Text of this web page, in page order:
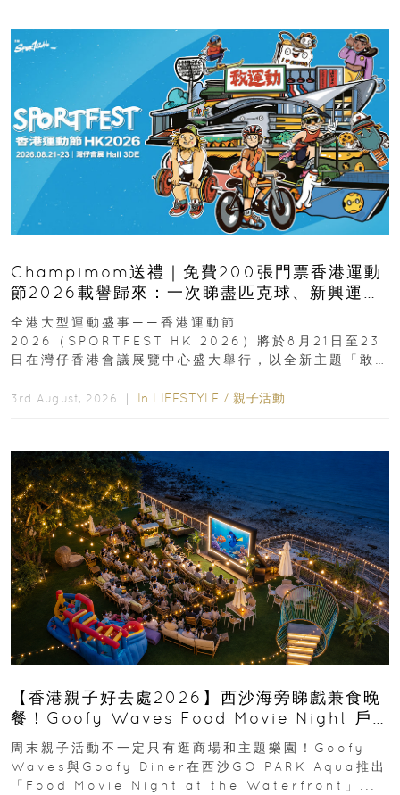
Champimom送禮｜免費200張門票香港運動
節2026載譽歸來：一次睇盡匹克球、新興運
動、街舞比賽＋逾百運動品牌展覽
全港大型運動盛事——香港運動節
2026（SPORTFEST HK 2026）將於8月21日至23
日在灣仔香港會議展覽中心盛大舉行，以全新主題「敢
3rd August, 2026 ｜ In LIFESTYLE / 親子活動
【香港親子好去處2026】西沙海旁睇戲兼食晚
餐！Goofy Waves Food Movie Night 戶
外影院逢週末登場
周末親子活動不一定只有逛商場和主題樂園！Goofy
Waves與Goofy Diner在西沙GO PARK Aqua推出
「Food Movie Night at the Waterfront」...